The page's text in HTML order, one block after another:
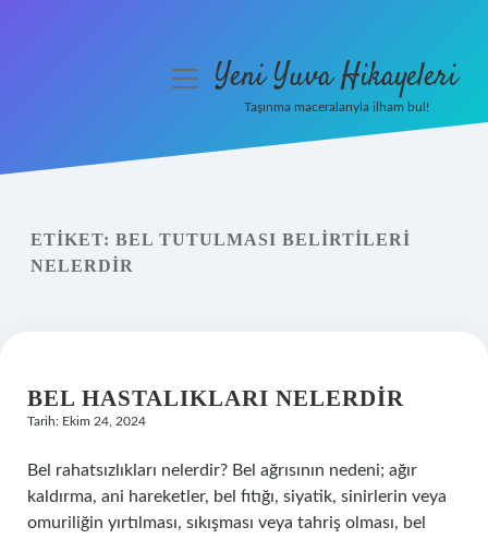
Yasal Uyarı
menüyüYeni Yuva Hikayeleri
Taşınma maceralarıyla ilham bul!
ETIKET: BEL TUTULMASI BELIRTILERI
NELERDIR
BEL HASTALIKLARI NELERDIR
Tarih: Ekim 24, 2024
Bel rahatsızlıkları nelerdir? Bel ağrısının nedeni; ağır
kaldırma, ani hareketler, bel fıtığı, siyatik, sinirlerin veya
omuriliğin yırtılması, sıkışması veya tahriş olması, bel